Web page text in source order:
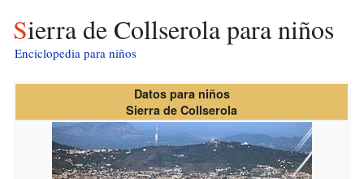
Sierra de Collserola para niños
Enciclopedia para niños
Datos para niños
Sierra de Collserola